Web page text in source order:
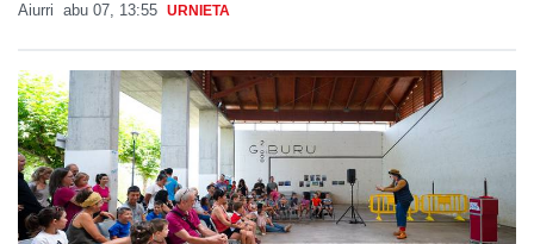
Aiurri abu 07, 13:55 URNIETA